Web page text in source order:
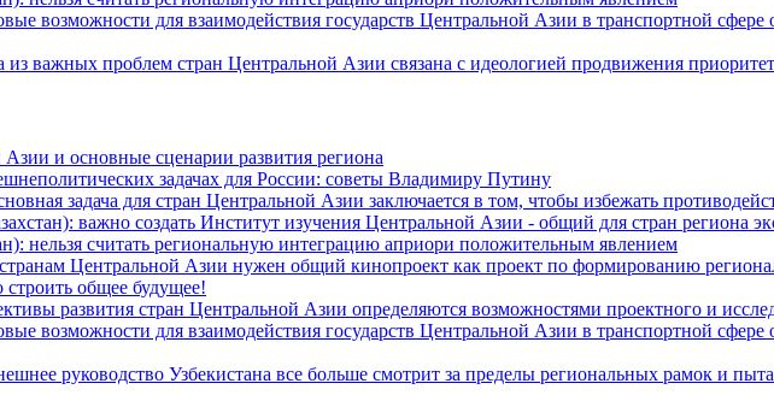
возможности для взаимодействия государств Центральной Азии в транспортной
из важных проблем стран Центральной Азии связана с идеологией продвижения
и основные сценарии развития региона
задачах для России: советы Владимиру Путину
задача для стран Центральной Азии заключается в том, чтобы избежать
важно создать Институт изучения Центральной Азии - общий для стран региона
нельзя считать региональную интеграцию априори положительным явлением
Центральной Азии нужен общий кинопроект как проект по формированию
общее будущее!
развития стран Центральной Азии определяются возможностями проектного и
возможности для взаимодействия государств Центральной Азии в транспортной
руководство Узбекистана все больше смотрит за пределы региональных рамок и